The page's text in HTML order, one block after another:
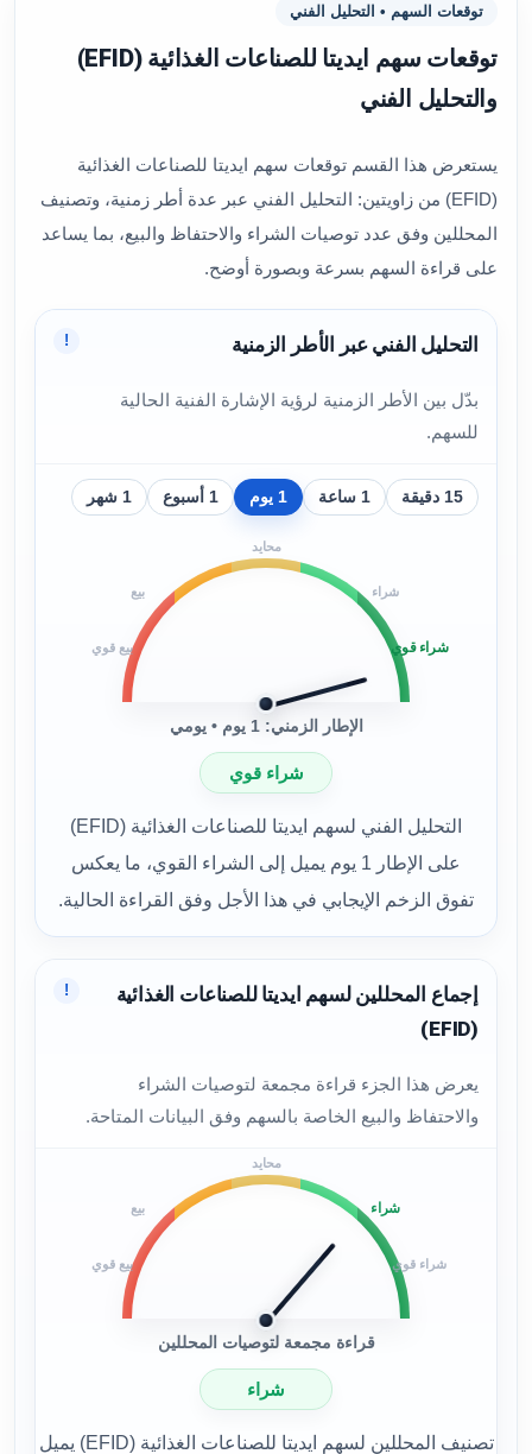
توقعات السهم • التحليل الفني
توقعات سهم ايديتا للصناعات الغذائية (EFID)
والتحليل الفني
يستعرض هذا القسم توقعات سهم ايديتا للصناعات الغذائية
(EFID) من زاويتين: التحليل الفني عبر عدة أطر زمنية، وتصنيف
المحللين وفق عدد توصيات الشراء والاحتفاظ والبيع، بما يساعد
على قراءة السهم بسرعة وبصورة أوضح.
التحليل الفني عبر الأطر الزمنية
بدّل بين الأطر الزمنية لرؤية الإشارة الفنية الحالية
للسهم.
!
15 دقيقة 1 ساعة 1 يوم 1 أسبوع 1 شهر
بيع قوي
بيع
محايد
شراء
شراء قوي
الإطار الزمني: 1 يوم • يومي
شراء قوي
التحليل الفني لسهم ايديتا للصناعات الغذائية (EFID)
على الإطار 1 يوم يميل إلى الشراء القوي، ما يعكس
تفوق الزخم الإيجابي في هذا الأجل وفق القراءة الحالية.
إجماع المحللين لسهم ايديتا للصناعات الغذائية
(EFID)
يعرض هذا الجزء قراءة مجمعة لتوصيات الشراء
والاحتفاظ والبيع الخاصة بالسهم وفق البيانات المتاحة.
!
بيع قوي
بيع
محايد
شراء
شراء قوي
قراءة مجمعة لتوصيات المحللين
شراء
تصنيف المحللين لسهم ايديتا للصناعات الغذائية (EFID) يميل